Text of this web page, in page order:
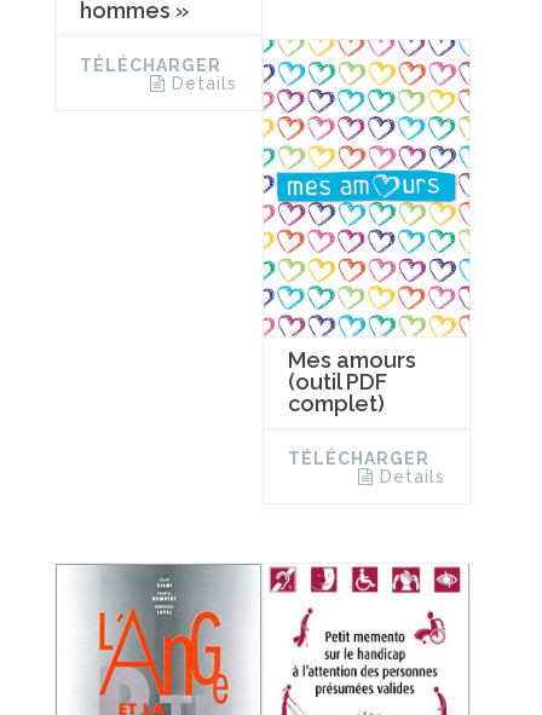
hommes »
TÉLÉCHARGER
Details
Mes amours
(outil PDF
complet)
TÉLÉCHARGER
Details